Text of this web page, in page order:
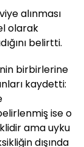
alınması
olarak
belirtti.
birbirlerine
kaydetti:
ise o
ama uyku
dışında